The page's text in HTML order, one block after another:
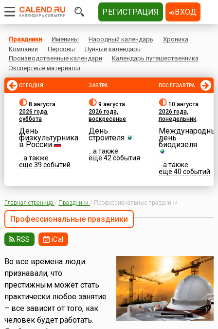
Праздники Именины Народный календарь
Хроника
Компании
Персоны
Лунный календарь
Производственные календари
Календарь путешественника
Экспертные материалы
СЕГОДНЯ
8 августа
2026 года,
суббота
День
физкультурника
в России
...а также
еще 39 событий
ЗАВТРА
9 августа
2026 года,
воскресенье
День
строителя
...а также
еще 42 события
ПОСЛЕЗАВТРА
10 августа
2026 года,
понедельник
день
биодизеля
...а также
еще 40 событий
Главная страница / Праздники / Профессиональные праздники
Профессиональные праздники
RSS iCal
Во все времена люди
признавали, что
престижным может стать
практически любое занятие
– все зависит от того, как
человек будет работать.
РЕГИСТРАЦИЯ ВХОД